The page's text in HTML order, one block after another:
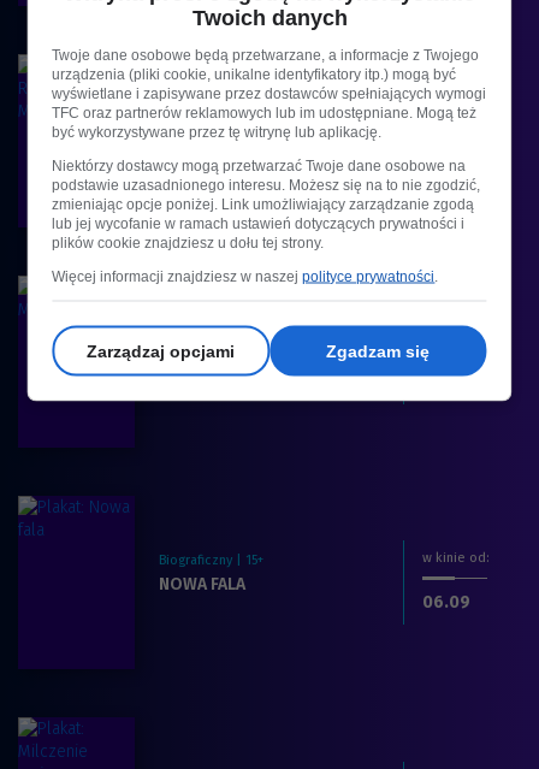
Koncert | 7+
Zobacz więcej na temat filmu:
ANDRÉ RIEU. NIECH ŻYJE
w kinie od
25.08
Muzyczny, Dokumentalny | 15+
Zobacz więcej na temat filmu:
MONTEREY POP
w kinie od
dnia
30.08.2026
Biograficzny | 15+
Zobacz więcej na temat filmu:
NOWA FALA
w kinie od :
dnia
06.09
Twoich danych
Twoje dane osobowe będą przetwarzane, a informacje z Twojego
urządzenia (pliki cookie, unikalne identyfikatory itp.) mogą być
wyświetlane i zapisywane przez dostawców spełniających wymogi
TFC oraz partnerów reklamowych lub im udostępniane. Mogą też
być wykorzystywane przez tę witrynę lub aplikację.
Niektórzy dostawcy mogą przetwarzać Twoje dane osobowe na
podstawie uzasadnionego interesu. Możesz się na to nie zgodzić,
zmieniając opcje poniżej. Link umożliwiający zarządzanie zgodą
lub jej wycofanie w ramach ustawień dotyczących prywatności i
plików cookie znajdziesz u dołu tej strony.
Więcej informacji znajdziesz w naszejpolityce prywatności
Zarządzaj opcjami Zgadzam się